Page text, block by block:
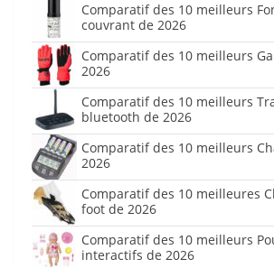
Comparatif des 10 meilleurs
couvrant de 2026
Comparatif des 10 meilleurs
2026
Comparatif des 10 meilleurs
bluetooth de 2026
Comparatif des 10 meilleurs
2026
Comparatif des 10 meilleures
foot de 2026
Comparatif des 10 meilleurs
interactifs de 2026